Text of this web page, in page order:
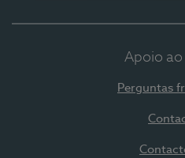
Apoio
Perguntas